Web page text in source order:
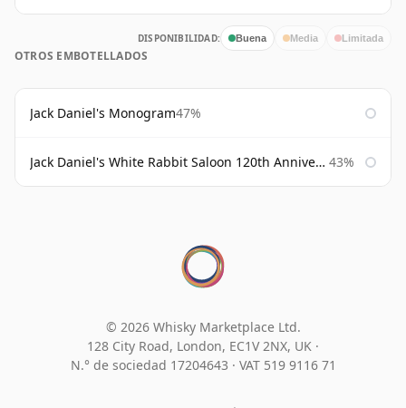
DISPONIBILIDAD: Buena Media Limitada
OTROS EMBOTELLADOS
Jack Daniel's Monogram47%
Jack Daniel's White Rabbit Saloon 120th Anniversary 43%
© 2026 Whisky Marketplace Ltd.
128 City Road, London, EC1V 2NX, UK ·
N.° de sociedad 17204643 · VAT 519 9116 71